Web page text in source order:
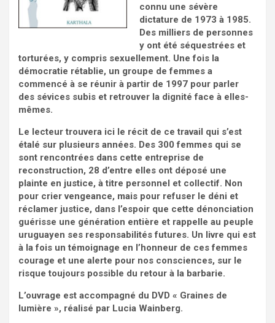
connu une sévère
dictature de 1973 à 1985.
Des milliers de personnes
y ont été séquestrées et
torturées, y compris sexuellement. Une fois la
démocratie rétablie, un groupe de femmes a
commencé à se réunir à partir de 1997 pour parler
des sévices subis et retrouver la dignité face à elles-
mêmes.
Le lecteur trouvera ici le récit de ce travail qui s’est
étalé sur plusieurs années. Des 300 femmes qui se
sont rencontrées dans cette entreprise de
reconstruction, 28 d’entre elles ont déposé une
plainte en justice, à titre personnel et collectif. Non
pour crier vengeance, mais pour refuser le déni et
réclamer justice, dans l’espoir que cette dénonciation
guérisse une génération entière et rappelle au peuple
uruguayen ses responsabilités futures. Un livre qui est
à la fois un témoignage en l’honneur de ces femmes
courage et une alerte pour nos consciences, sur le
risque toujours possible du retour à la barbarie.
L’ouvrage est accompagné du DVD « Graines de
lumière », réalisé par Lucia Wainberg.